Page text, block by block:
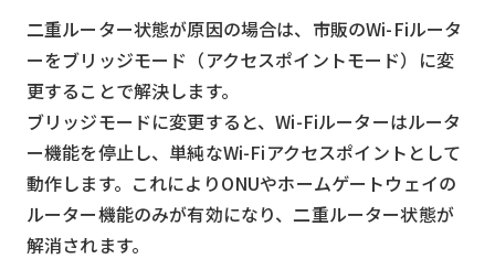
二重ルーター状態が原因の場合は、市販のWi-Fiルータ
ーをブリッジモード（アクセスポイントモード）に変
更することで解決します。
ブリッジモードに変更すると、Wi-Fiルーターはルータ
ー機能を停止し、単純なWi-Fiアクセスポイントとして
動作します。これによりONUやホームゲートウェイの
ルーター機能のみが有効になり、二重ルーター状態が
解消されます。